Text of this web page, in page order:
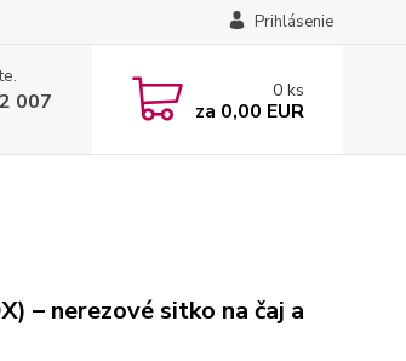
Prihlásenie
007 0 ks
za 0,00 EUR
– nerezové sitko na čaj a